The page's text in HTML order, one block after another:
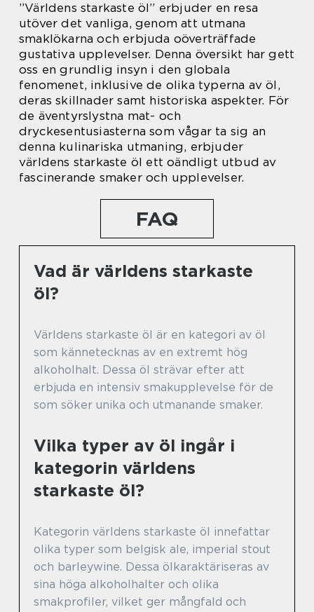
”Världens starkaste öl” erbjuder en resa
utöver det vanliga, genom att utmana
smaklökarna och erbjuda oöverträffade
gustativa upplevelser. Denna översikt har gett
oss en grundlig insyn i den globala
fenomenet, inklusive de olika typerna av öl,
deras skillnader samt historiska aspekter. För
de äventyrslystna mat- och
dryckesentusiasterna som vågar ta sig an
denna kulinariska utmaning, erbjuder
världens starkaste öl ett oändligt utbud av
fascinerande smaker och upplevelser.
FAQ
Vad är världens starkaste
öl?
Världens starkaste öl är en kategori av öl
som kännetecknas av en extremt hög
alkoholhalt. Dessa öl strävar efter att
erbjuda en intensiv smakupplevelse för de
som söker unika och utmanande smaker.
Vilka typer av öl ingår i
kategorin världens
starkaste öl?
Kategorin världens starkaste öl innefattar
olika typer som belgisk ale, imperial stout
och barleywine. Dessa ölkaraktäriseras av
sina höga alkoholhalter och olika
smakprofiler, vilket ger mångfald och